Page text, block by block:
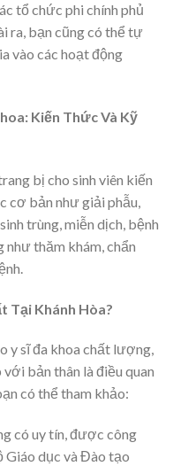
tổ chức phi chính phủ
ra, bạn cũng có thể tự
vào các hoạt động
Kiến Thức Và Kỹ
bị cho sinh viên kiến
cơ bản như giải phẫu,
trùng, miễn dịch, bệnh
như thăm khám, chẩn
Tại Khánh Hòa?
y sĩ đa khoa chất lượng,
bản thân là điều quan
có thể tham khảo:
có uy tín, được công
dục và Đào tạo